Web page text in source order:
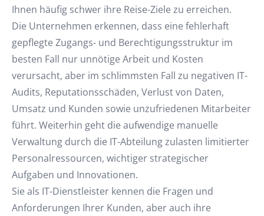
Ihnen häufig schwer ihre Reise-Ziele zu erreichen.
Die Unternehmen erkennen, dass eine fehlerhaft
gepflegte Zugangs- und Berechtigungsstruktur im
besten Fall nur unnötige Arbeit und Kosten
verursacht, aber im schlimmsten Fall zu negativen IT-
Audits, Reputationsschäden, Verlust von Daten,
Umsatz und Kunden sowie unzufriedenen Mitarbeiter
führt. Weiterhin geht die aufwendige manuelle
Verwaltung durch die IT-Abteilung zulasten limitierter
Personalressourcen, wichtiger strategischer
Aufgaben und Innovationen.
Sie als IT-Dienstleister kennen die Fragen und
Anforderungen Ihrer Kunden, aber auch ihre